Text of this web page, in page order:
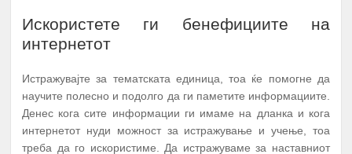
Искористете ги бенефициите на
интернетот
Истражувајте за тематската единица, тоа ќе помогне да
научите полесно и подолго да ги паметите информациите.
Денес кога сите информации ги имаме на дланка и кога
интернетот нуди можност за истражување и учење, тоа
треба да го искористиме. Да истражуваме за наставниот